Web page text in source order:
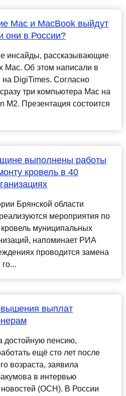
Maс и MacBook выйдут
они в России?
инсайды, рассказывающие
Mac. Об этом написали в
на DigiTimes. Согласно
три компьютера Mac на
M2. Презентация состоится
выполнены работы
кровель в 40
Брянcкой облаcти
мероприятия по
муниципальных
напоминает РИА
проводитcя замена
выплат
достойную пенсию,
ещё сто лет после
возраста, заявила
в интервью
(ОСН). В России